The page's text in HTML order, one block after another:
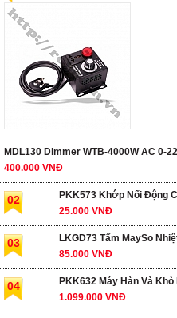
MDL130 Dimmer WTB-4000W AC 0-
400.000 VNĐ
02
PKK573 Khớp Nối Động
25.000 VNĐ
03
LKGD73 Tấm MaySo
85.000 VNĐ
04
PKK632 Máy Hàn Và Khò
1.099.000 VNĐ